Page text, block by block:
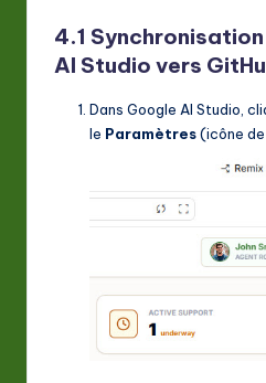
4.1
AI Studio vers
Dans Google AI Studio,
le Paramètres(icône